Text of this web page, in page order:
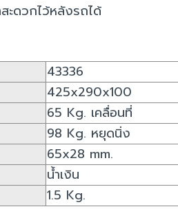
ะดวกไว้หลังรถได้
43336
425x290x100
65 Kg. เคลื่อนที่
98 Kg. หยุดนิ่ง
65x28 mm.
น้ำเงิน
1.5 Kg.